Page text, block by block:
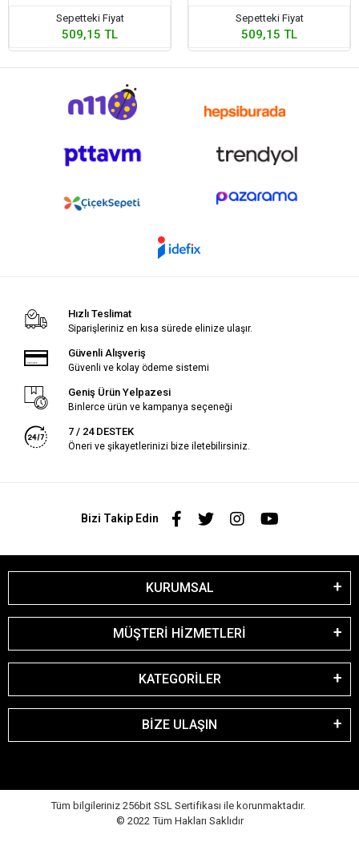
Sepetteki Fiyat
509,15 TL
Sepetteki Fiyat
509,15 TL
Hızlı Teslimat
Siparişleriniz en kısa sürede elinize ulaşır.
Güvenli Alışveriş
Güvenli ve kolay ödeme sistemi
Geniş Ürün Yelpazesi
Binlerce ürün ve kampanya seçeneği
7 / 24 DESTEK
Öneri ve şikayetlerinizi bize iletebilirsiniz.
Bizi Takip Edin
KURUMSAL
MÜŞTERİ HİZMETLERİ
KATEGORİLER
BİZE ULAŞIN
Tüm bilgileriniz 256bit SSL Sertifikası ile korunmaktadır.
© 2022 Tüm Hakları Saklıdır